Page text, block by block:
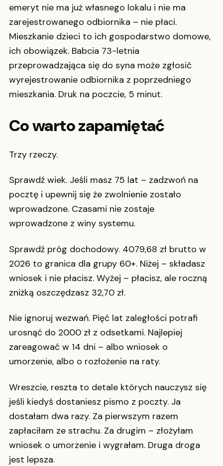
emeryt nie ma już własnego lokalu i nie ma
zarejestrowanego odbiornika – nie płaci.
Mieszkanie dzieci to ich gospodarstwo domowe,
ich obowiązek. Babcia 73-letnia
przeprowadzająca się do syna może zgłosić
wyrejestrowanie odbiornika z poprzedniego
mieszkania. Druk na poczcie, 5 minut.
Co warto zapamiętać
Trzy rzeczy.
Sprawdź wiek. Jeśli masz 75 lat – zadzwoń na
pocztę i upewnij się że zwolnienie zostało
wprowadzone. Czasami nie zostaje
wprowadzone z winy systemu.
Sprawdź próg dochodowy. 4079,68 zł brutto w
2026 to granica dla grupy 60+. Niżej – składasz
wniosek i nie płacisz. Wyżej – płacisz, ale roczną
zniżką oszczędzasz 32,70 zł.
Nie ignoruj wezwań. Pięć lat zaległości potrafi
urosnąć do 2000 zł z odsetkami. Najlepiej
zareagować w 14 dni – albo wniosek o
umorzenie, albo o rozłożenie na raty.
Wreszcie, reszta to detale których nauczysz się
jeśli kiedyś dostaniesz pismo z poczty. Ja
dostałam dwa razy. Za pierwszym razem
zapłaciłam ze strachu. Za drugim – złożyłam
wniosek o umorzenie i wygrałam. Druga droga
jest lepsza.